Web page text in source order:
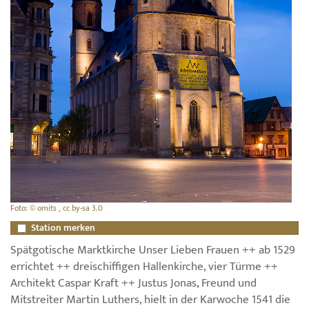
Foto: © omits , cc by-sa 3.0
Station merken
Spätgotische Marktkirche Unser Lieben Frauen ++ ab 1529
errichtet ++ dreischiffigen Hallenkirche, vier Türme ++
Architekt Caspar Kraft ++ Justus Jonas, Freund und
Mitstreiter Martin Luthers, hielt in der Karwoche 1541 die